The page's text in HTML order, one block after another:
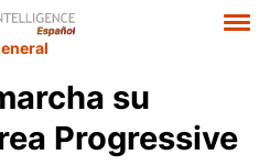
su
Progressive